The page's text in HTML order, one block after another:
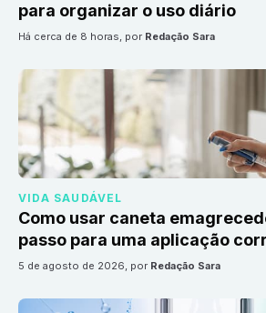
para organizar o uso diário
há cerca de 8 horas, por Redação Sara
VIDA SAUDÁVEL
Como usar caneta
passo para uma aplicação
5 de agosto de 2026, por Redação Sara